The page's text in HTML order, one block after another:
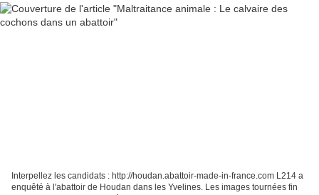
Interpellez les candidats : http://houdan.abattoir-made-in-france.com L214 a
enquêté à l'abattoir de Houdan dans les Yvelines. Les images tournées fin